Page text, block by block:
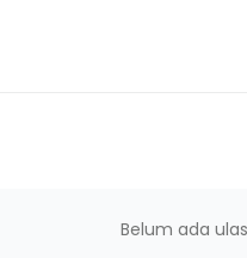
Belum ada